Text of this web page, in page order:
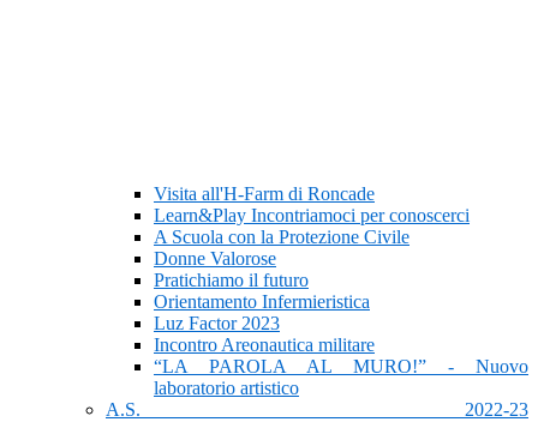
Visita all'H-Farm di Roncade
Learn&Play Incontriamoci per conoscerci
A Scuola con la Protezione Civile
Donne Valorose
Pratichiamo il futuro
Orientamento Infermieristica
Luz Factor 2023
Incontro Areonautica militare
“LA PAROLA AL MURO!” - Nuovo
laboratorio artistico
A.S. 2022-23